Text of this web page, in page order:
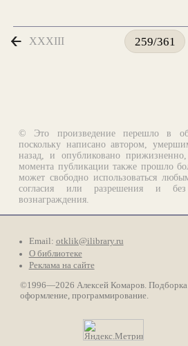
XXXIII 259/361
© Это произведение перешло в
поскольку написано автором,
назад, и опубликовано
момента публикации также прошло
может свободно использоваться
согласия или разрешения и без
вознаграждения.
Email: otklik@ilibrary.ru
О библиотеке
Реклама на сайте
©1996—2026 Алексей Комаров. Подборка
оформление, программирование.